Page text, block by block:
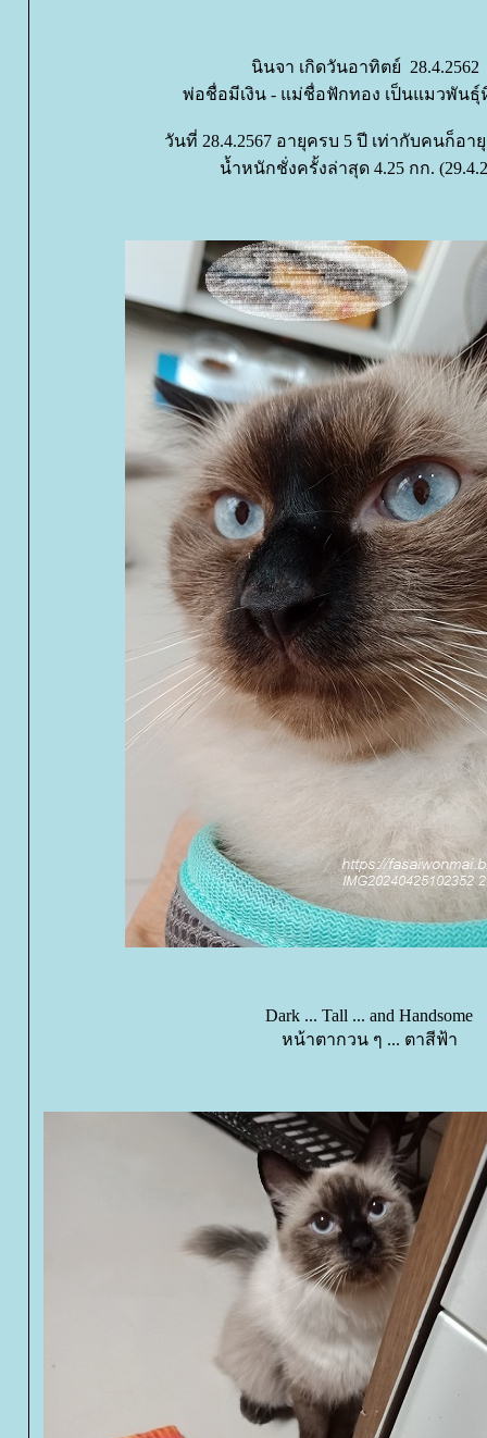
นินจา เกิดวันอาทิตย์ 28.4.2562
พ่อชื่อมีเงิน - แม่ชื่อฟักทอง เป็นแมวพันธุ์
วันที่ 28.4.2567 อายุครบ 5 ปี เท่ากับคนก็อา
น้ำหนักชั่งครั้งล่าสุด 4.25 กก.
Dark ... Tall ... and Handsome
หน้าตากวน ๆ ... ตาสีฟ้า